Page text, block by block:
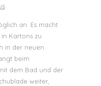
an. Es macht
Kartons zu
in der neuen
beim
dem Bad und der
weiter,